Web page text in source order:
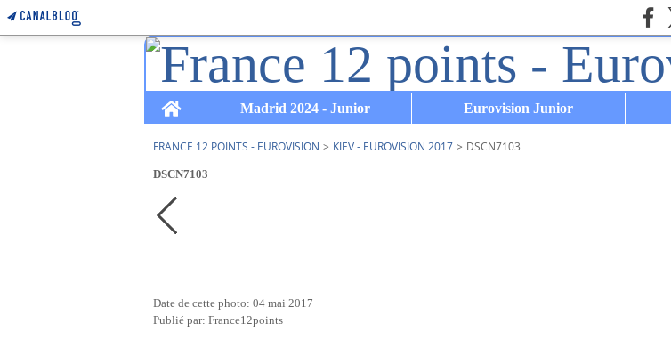
Home
Madrid 2024 - Junior Eurovision Junior
FRANCE 12 POINTS - EUROVISION > KIEV - EUROVISION 2017 > DSCN7103
DSCN7103
Date de cette photo: 04 mai 2017
Publié par: France12points